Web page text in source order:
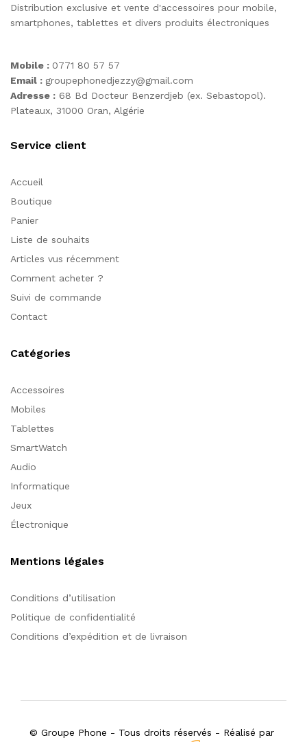
Distribution exclusive et vente d'accessoires pour mobile,
smartphones, tablettes et divers produits électroniques
Mobile : 0771 80 57 57
Email : groupephonedjezzy@gmail.com
Adresse : 68 Bd Docteur Benzerdjeb (ex. Sebastopol).
Plateaux, 31000 Oran, Algérie
Service client
Accueil
Boutique
Panier
Liste de souhaits
Articles vus récemment
Comment acheter ?
Suivi de commande
Contact
Catégories
Accessoires
Mobiles
Tablettes
SmartWatch
Audio
Informatique
Jeux
Électronique
Mentions légales
Conditions d’utilisation
Politique de confidentialité
Conditions d’expédition et de livraison
© Groupe Phone - Tous droits réservés - Réalisé par